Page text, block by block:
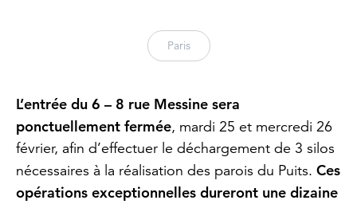
Paris
L’entrée du 6 – 8 rue Messine sera
ponctuellement fermée, mardi 25 et mercredi 26
février, afin d’effectuer le déchargement de 3 silos
nécessaires à la réalisation des parois du Puits. Ces
opérations exceptionnelles dureront une dizaine